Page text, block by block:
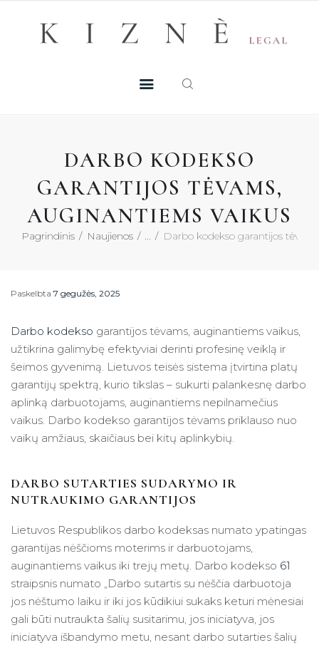
DARBO KODEKSO
GARANTIJOS TĖVAMS,
AUGINANTIEMS VAIKUS
Pagrindinis Naujienos Darbo kodekso garantijos
MŪSŲ TALENTAI
KONTAKTAI
Paskelbta 7 gegužės, 2025
Darbo kodekso garantijos tėvams, auginantiems vaikus,
užtikrina galimybę efektyviai derinti profesinę veiklą ir
šeimos gyvenimą. Lietuvos teisės sistema įtvirtina platų
garantijų spektrą, kurio tikslas – sukurti palankesnę darbo
aplinką darbuotojams, auginantiems nepilnamečius
vaikus. Darbo kodekso garantijos tėvams priklauso nuo
vaikų amžiaus, skaičiaus bei kitų aplinkybių.
DARBO SUTARTIES SUDARYMO IR
NUTRAUKIMO GARANTIJOS
Lietuvos Respublikos darbo kodeksas numato ypatingas
garantijas nėščioms moterims ir darbuotojams,
auginantiems vaikus iki trejų metų. Darbo kodekso 61
straipsnis numato „Darbo sutartis su nėščia darbuotoja
jos nėštumo laiku ir iki jos kūdikiui sukaks keturi mėnesiai
gali būti nutraukta šalių susitarimu, jos iniciatyva, jos
iniciatyva išbandymo metu, nesant darbo sutarties šalių
Registruotis konsultacijai